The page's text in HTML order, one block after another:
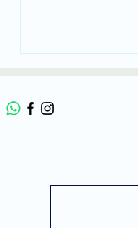
אביב עם מפה של